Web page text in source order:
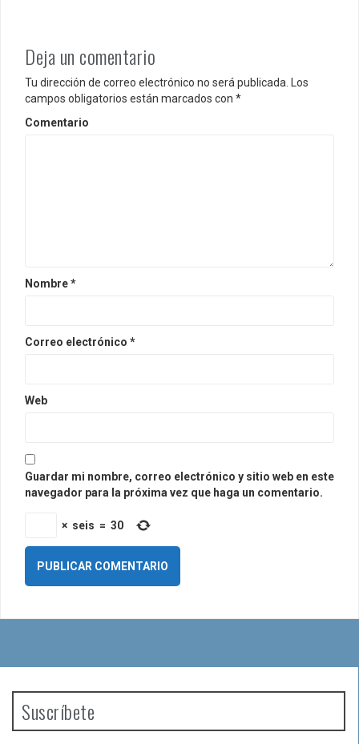
d
a
s
Deja un comentario
Tu dirección de correo electrónico no será publicada.
Los
campos obligatorios están marcados con *
Comentario
Nombre*
Correo electrónico *
Web
Guardar mi nombre, correo electrónico y sitio web en este
navegador para la próxima vez que haga un comentario.
× seis = 30
Suscríbete